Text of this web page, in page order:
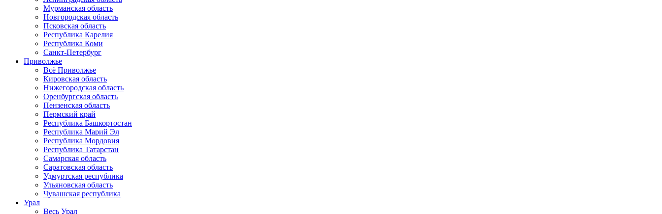
Мурманская область
Новгородская область
Псковская область
Республика Карелия
Республика Коми
Санкт-Петербург
Приволжье
Всё Приволжье
Кировская область
Нижегородская область
Оренбургская область
Пензенская область
Пермский край
Республика Башкортостан
Республика Марий Эл
Республика Мордовия
Республика Татарстан
Самарская область
Саратовская область
Удмуртская республика
Ульяновская область
Чувашская республика
Урал
Весь Урал